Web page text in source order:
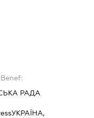
РАДА
УКРАЇНА,